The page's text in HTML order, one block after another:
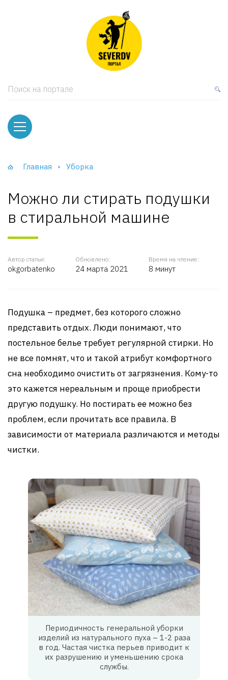
Поиск на портале
Главная Уборка
Можно ли стирать подушки
в стиральной машине
Автор статьи:
okgorbatenko
Обновлено:
24 марта 2021
Время на чтение:
8 минут
Подушка – предмет, без которого сложно
представить отдых. Люди понимают, что
постельное белье требует регулярной стирки. Но
не все помнят, что и такой атрибут комфортного
сна необходимо очистить от загрязнения. Кому-то
это кажется нереальным и проще приобрести
другую подушку. Но постирать ее можно без
проблем, если прочитать все правила. В
зависимости от материала различаются и методы
чистки.
Периодичность генеральной уборки
изделий из натурального пуха – 1-2 раза
в год. Частая чистка перьев приводит к
их разрушению и уменьшению срока
службы.
и тумбы